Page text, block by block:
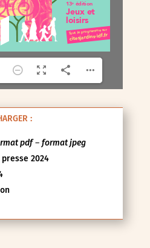
:
pdf– format jpeg
2024